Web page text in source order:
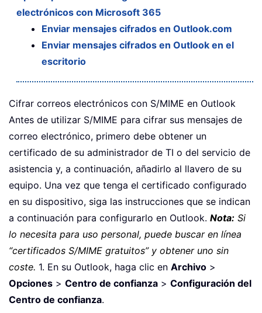
electrónicos con Microsoft 365
Enviar mensajes cifrados en Outlook.com
Enviar mensajes cifrados en Outlook en el
escritorio
Cifrar correos electrónicos con S/MIME en Outlook
Antes de utilizar S/MIME para cifrar sus mensajes de
correo electrónico, primero debe obtener un
certificado de su administrador de TI o del servicio de
asistencia y, a continuación, añadirlo al llavero de su
equipo. Una vez que tenga el certificado configurado
en su dispositivo, siga las instrucciones que se indican
a continuación para configurarlo en Outlook. Nota: Si
lo necesita para uso personal, puede buscar en línea
“certificados S/MIME gratuitos” y obtener uno sin
coste. 1. En su Outlook, haga clic en Archivo >
Opciones > Centro de confianza > Configuración del
Centro de confianza.